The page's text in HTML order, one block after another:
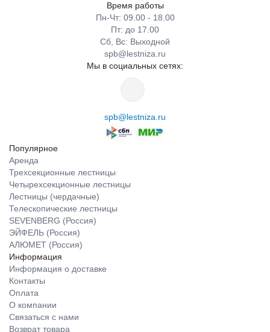
Время работы
Пн-Чт: 09.00 - 18.00
Пт: до 17.00
Сб, Вс: Выходной
spb@lestniza.ru
Мы в социальных сетях:
spb@lestniza.ru
Популярное
Аренда
Трехсекционные лестницы
Четырехсекционные лестницы
Лестницы (чердачные)
Телескопические лестницы
SEVENBERG (Россия)
ЭЙФЕЛЬ (Россия)
АЛЮМЕТ (Россия)
Информация
Информация о доставке
Контакты
Оплата
О компании
Связаться с нами
Возврат товара